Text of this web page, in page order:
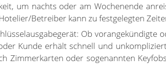
um nachts oder am Wochenende
Betreiber kann zu festgelegten
Ob
Kunde erhält schnell und
Zimmerkarten oder sogenannten